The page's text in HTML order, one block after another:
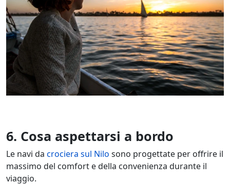
6. Cosa aspettarsi a bordo
Le navi da crociera sul Nilo sono progettate per offrire il
massimo del comfort e della convenienza durante il
viaggio.